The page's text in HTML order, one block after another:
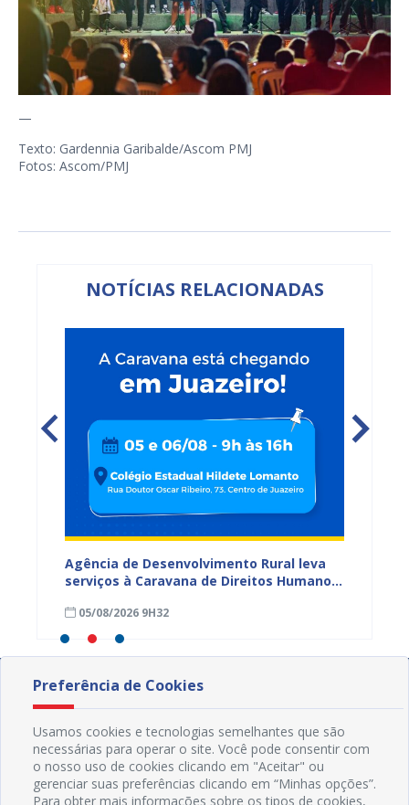
—
Texto: Gardennia Garibalde/Ascom PMJ
Fotos: Ascom/PMJ
NOTÍCIAS RELACIONADAS
Agência de Desenvolvimento Rural leva
serviços à Caravana de Direitos Humanos
05/08/2026 9H32
Preferência de Cookies
Usamos cookies e tecnologias semelhantes que são
necessárias para operar o site. Você pode consentir com
o nosso uso de cookies clicando em "Aceitar" ou
gerenciar suas preferências clicando em “Minhas opções”.
Para obter mais informações sobre os tipos de cookies,